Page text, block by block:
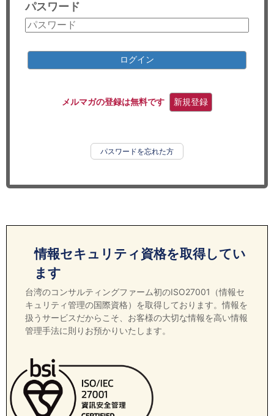
コンサルティング
リサーチ
パスワード
ログイン
メルマガの登録は無料です 新規登録
パスワードを忘れた方
情報セキュリティ資格を取得してい
ます
台湾のコンサルティングファーム初のISO27001（情報セ
キュリティ管理の国際資格）を取得しております。情報を
扱うサービスだからこそ、お客様の大切な情報を高い情報
管理手法に則りお預かりいたします。